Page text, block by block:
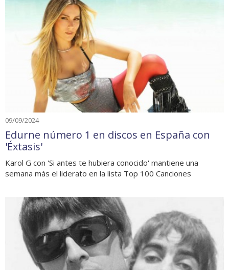
09/09/2024
Edurne número 1 en discos en España con
'Éxtasis'
Karol G con 'Si antes te hubiera conocido' mantiene una
semana más el liderato en la lista Top 100 Canciones